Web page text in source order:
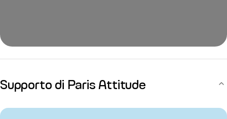
Supporto di Paris Attitude